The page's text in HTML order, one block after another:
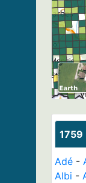
1759
Adé -
Albi -